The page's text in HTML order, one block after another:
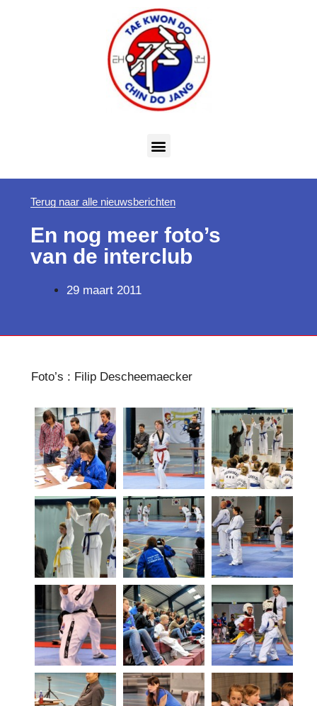
Terug naar alle nieuwsberichten
En nog meer foto’s
van de interclub
29 maart 2011
Foto’s : Filip Descheemaecker